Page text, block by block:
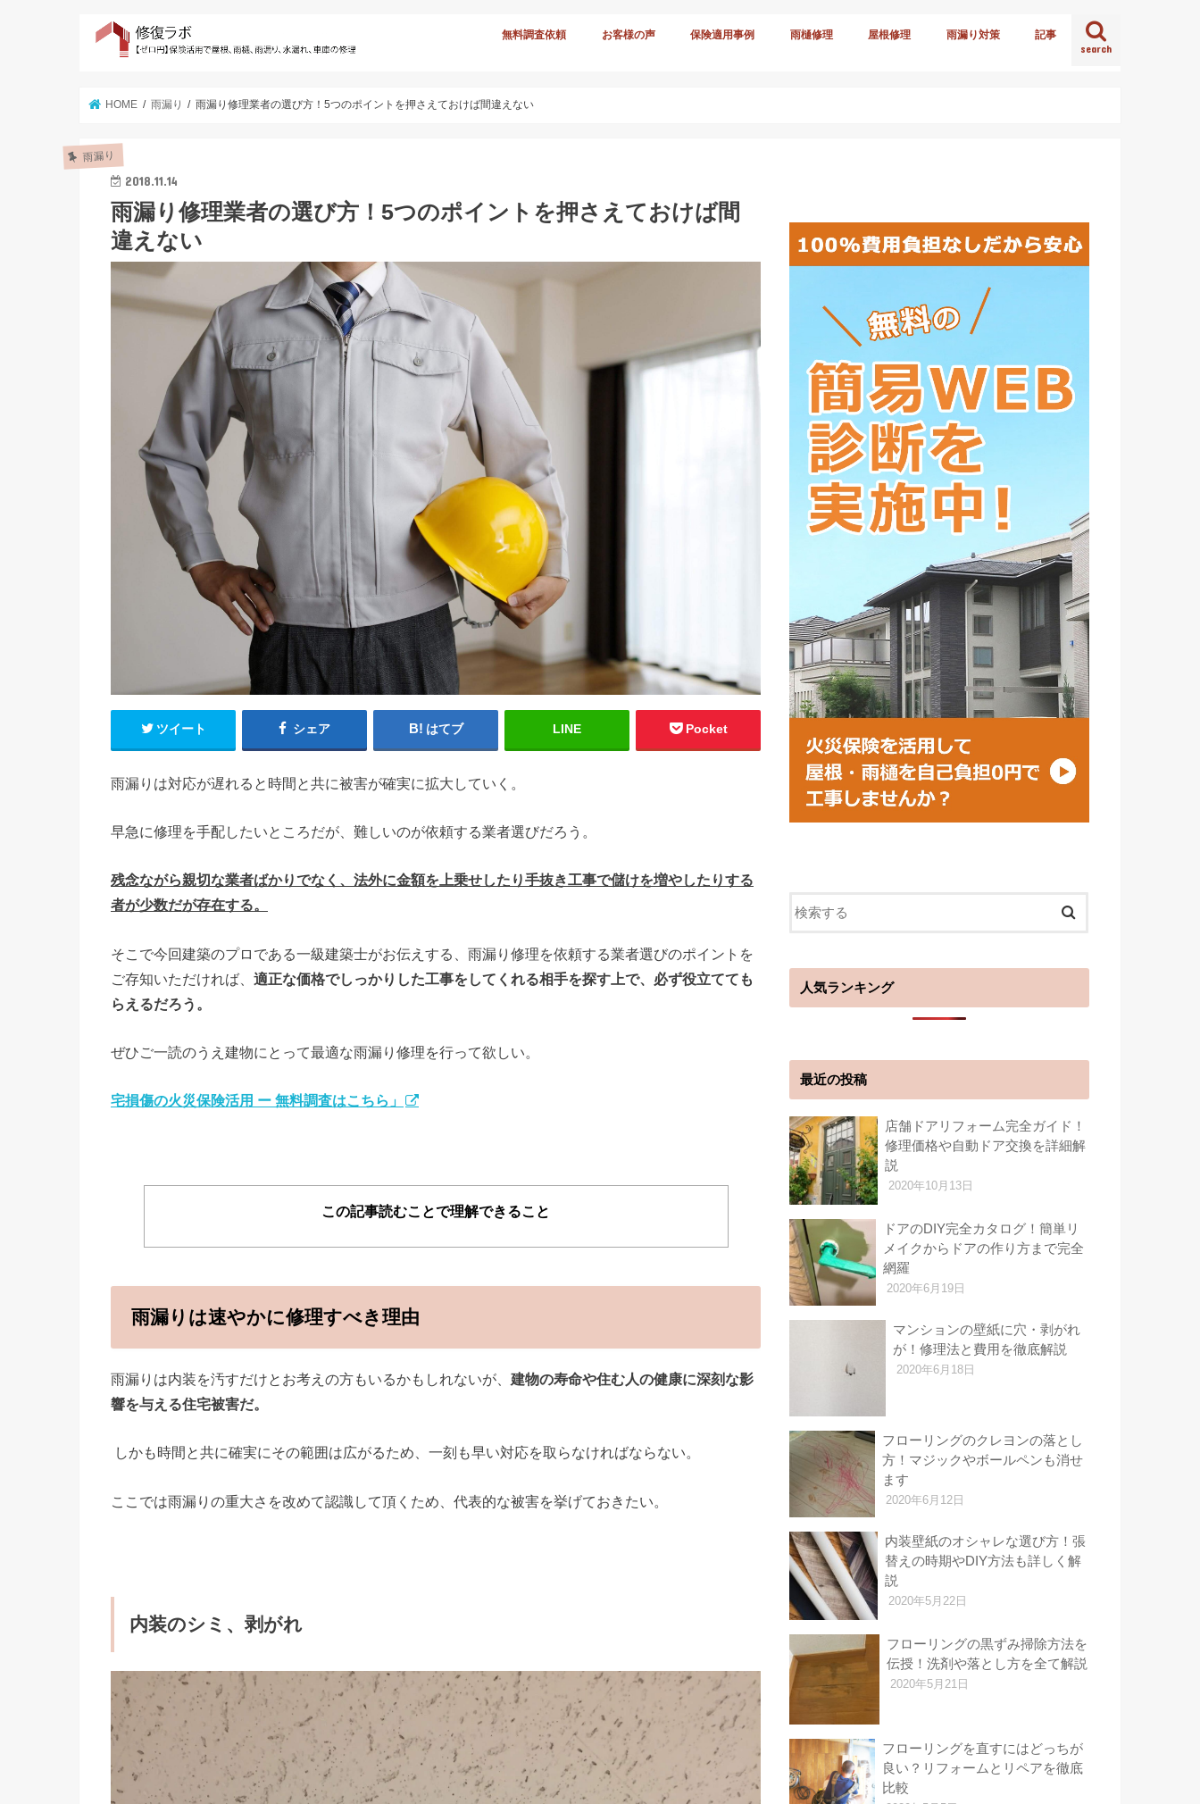
search
無料調査依頼 お客様の声 保険適用事例 雨樋修理 屋根修理 雨漏り対策 記事
HOME 雨漏り 雨漏り修理業者の選び方！5つのポイントを押さえておけば間違えない
雨漏り
2018.11.14
雨漏り修理業者の選び方！5つのポイントを押さえておけば間
違えない
ツイート シェア はてブ LINE Pocket
雨漏りは対応が遅れると時間と共に被害が確実に拡大していく。
早急に修理を手配したいところだが、難しいのが依頼する業者選びだろう。
残念ながら親切な業者ばかりでなく、法外に金額を上乗せしたり手抜き工事で儲けを増やしたりする
者が少数だが存在する。
そこで今回建築のプロである一級建築士がお伝えする、雨漏り修理を依頼する業者選びのポイントを
ご存知いただければ、 適正な価格でしっかりした工事をしてくれる相手を探す上で、必ず役立てても
らえるだろう。
ぜひご一読のうえ建物にとって最適な雨漏り修理を行って欲しい。
宅損傷の火災保険活用 ー 無料調査はこちら」
この記事読むことで理解できること
雨漏りは速やかに修理すべき理由
雨漏りは内装を汚すだけとお考えの方もいるかもしれないが、 建物の寿命や住む人の健康に深刻な影
響を与える住宅被害だ。
しかも時間と共に確実にその範囲は広がるため、一刻も早い対応を取らなければならない。
ここでは雨漏りの重大さを改めて認識して頂くため、代表的な被害を挙げておきたい。
内装のシミ、剥がれ
人気ランキング
最近の投稿
店舗ドアリフォーム完全ガイド！
修理価格や自動ドア交換を詳細解
説
2020年10月13日
ドアのDIY完全カタログ！簡単リ
メイクからドアの作り方まで完全
網羅
2020年6月19日
マンションの壁紙に穴・剥がれ
が！修理法と費用を徹底解説
2020年6月18日
フローリングのクレヨンの落とし
方！マジックやボールペンも消せ
ます
2020年6月12日
内装壁紙のオシャレな選び方！張
替えの時期やDIY方法も詳しく解
説
2020年5月22日
フローリングの黒ずみ掃除方法を
伝授！洗剤や落とし方を全て解説
2020年5月21日
フローリングを直すにはどっちが
良い？リフォームとリペアを徹底
比較